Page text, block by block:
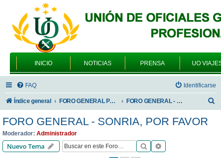
INICIO NOTICIAS PRENSA UO
FAQ Identificarse
Índice general FORO GENERAL PARA TODOS LOS USUARIOS FORO GENERAL - SONRIA, POR FAVOR
FORO GENERAL - SONRIA, POR FAVOR
Moderador: Administrador
Nuevo Tema Buscar